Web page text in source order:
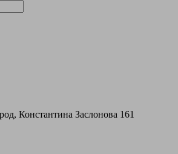
Константина Заслонова 161